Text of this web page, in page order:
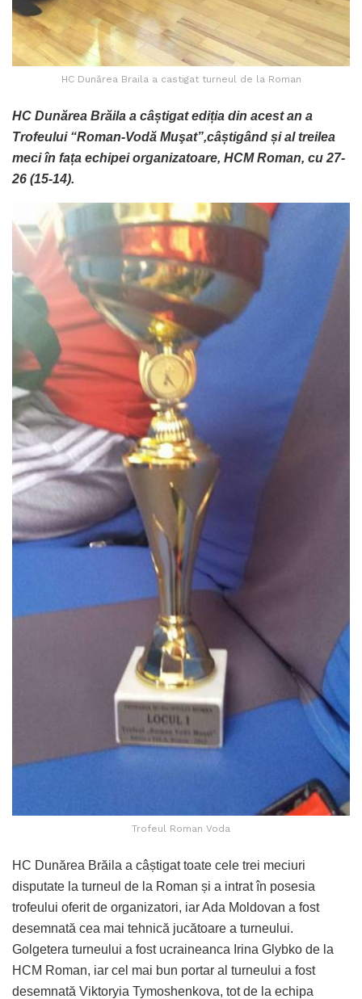
HC Dunărea Braila a castigat turneul de la Roman
HC Dunărea Brăila a câștigat ediția din acest an a
Trofeului “Roman-Vodă Muşat”,câștigând și al treilea
meci în fața echipei organizatoare, HCM Roman, cu 27-
26 (15-14).
Trofeul Roman Voda
HC Dunărea Brăila a câștigat toate cele trei meciuri
disputate la turneul de la Roman și a intrat în posesia
trofeului oferit de organizatori, iar Ada Moldovan a fost
desemnată cea mai tehnică jucătoare a turneului.
Golgetera turneului a fost ucraineanca Irina Glybko de la
HCM Roman, iar cel mai bun portar al turneului a fost
desemnată Viktoryia Tymoshenkova, tot de la echipa